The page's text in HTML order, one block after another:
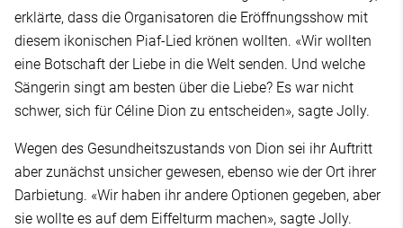
erklärte, dass die Organisatoren die Eröffnungsshow mit
diesem ikonischen Piaf-Lied krönen wollten. «Wir wollten
eine Botschaft der Liebe in die Welt senden. Und welche
Sängerin singt am besten über die Liebe? Es war nicht
schwer, sich für Céline Dion zu entscheiden», sagte Jolly.
Wegen des Gesundheitszustands von Dion sei ihr Auftritt
aber zunächst unsicher gewesen, ebenso wie der Ort ihrer
Darbietung. «Wir haben ihr andere Optionen gegeben, aber
sie wollte es auf dem Eiffelturm machen», sagte Jolly.